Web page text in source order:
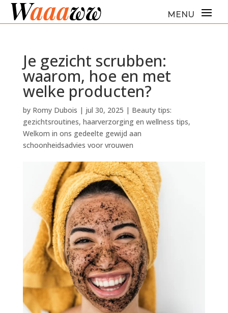
Je gezicht scrubben:
waarom, hoe en met
welke producten?
by Romy Dubois | jul 30, 2025 | Beauty tips:
gezichtsroutines, haarverzorging en wellness tips,
Welkom in ons gedeelte gewijd aan
schoonheidsadvies voor vrouwen